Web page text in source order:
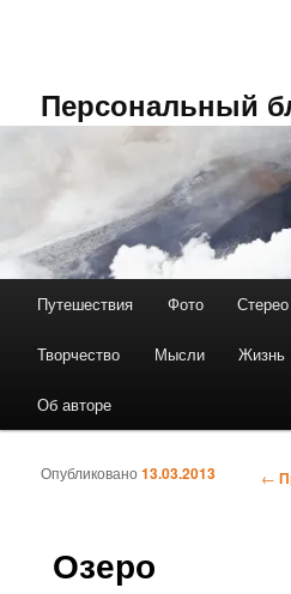
Персональный
Главное меню
Путешествия Фото Стерео
Творчество Мысли Жизнь
Об авторе
←
Озеро
Опубликовано13.03.2013